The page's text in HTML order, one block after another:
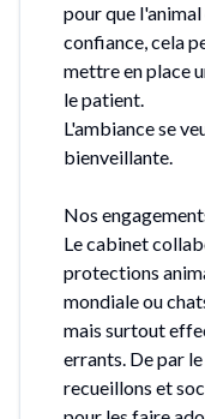
pour que
confiance, cela
mettre en place
le patient.
L'ambiance se
bienveillante.
Nos
Le cabinet
protections
mondiale ou
mais surtout
errants. De par
recueillons et